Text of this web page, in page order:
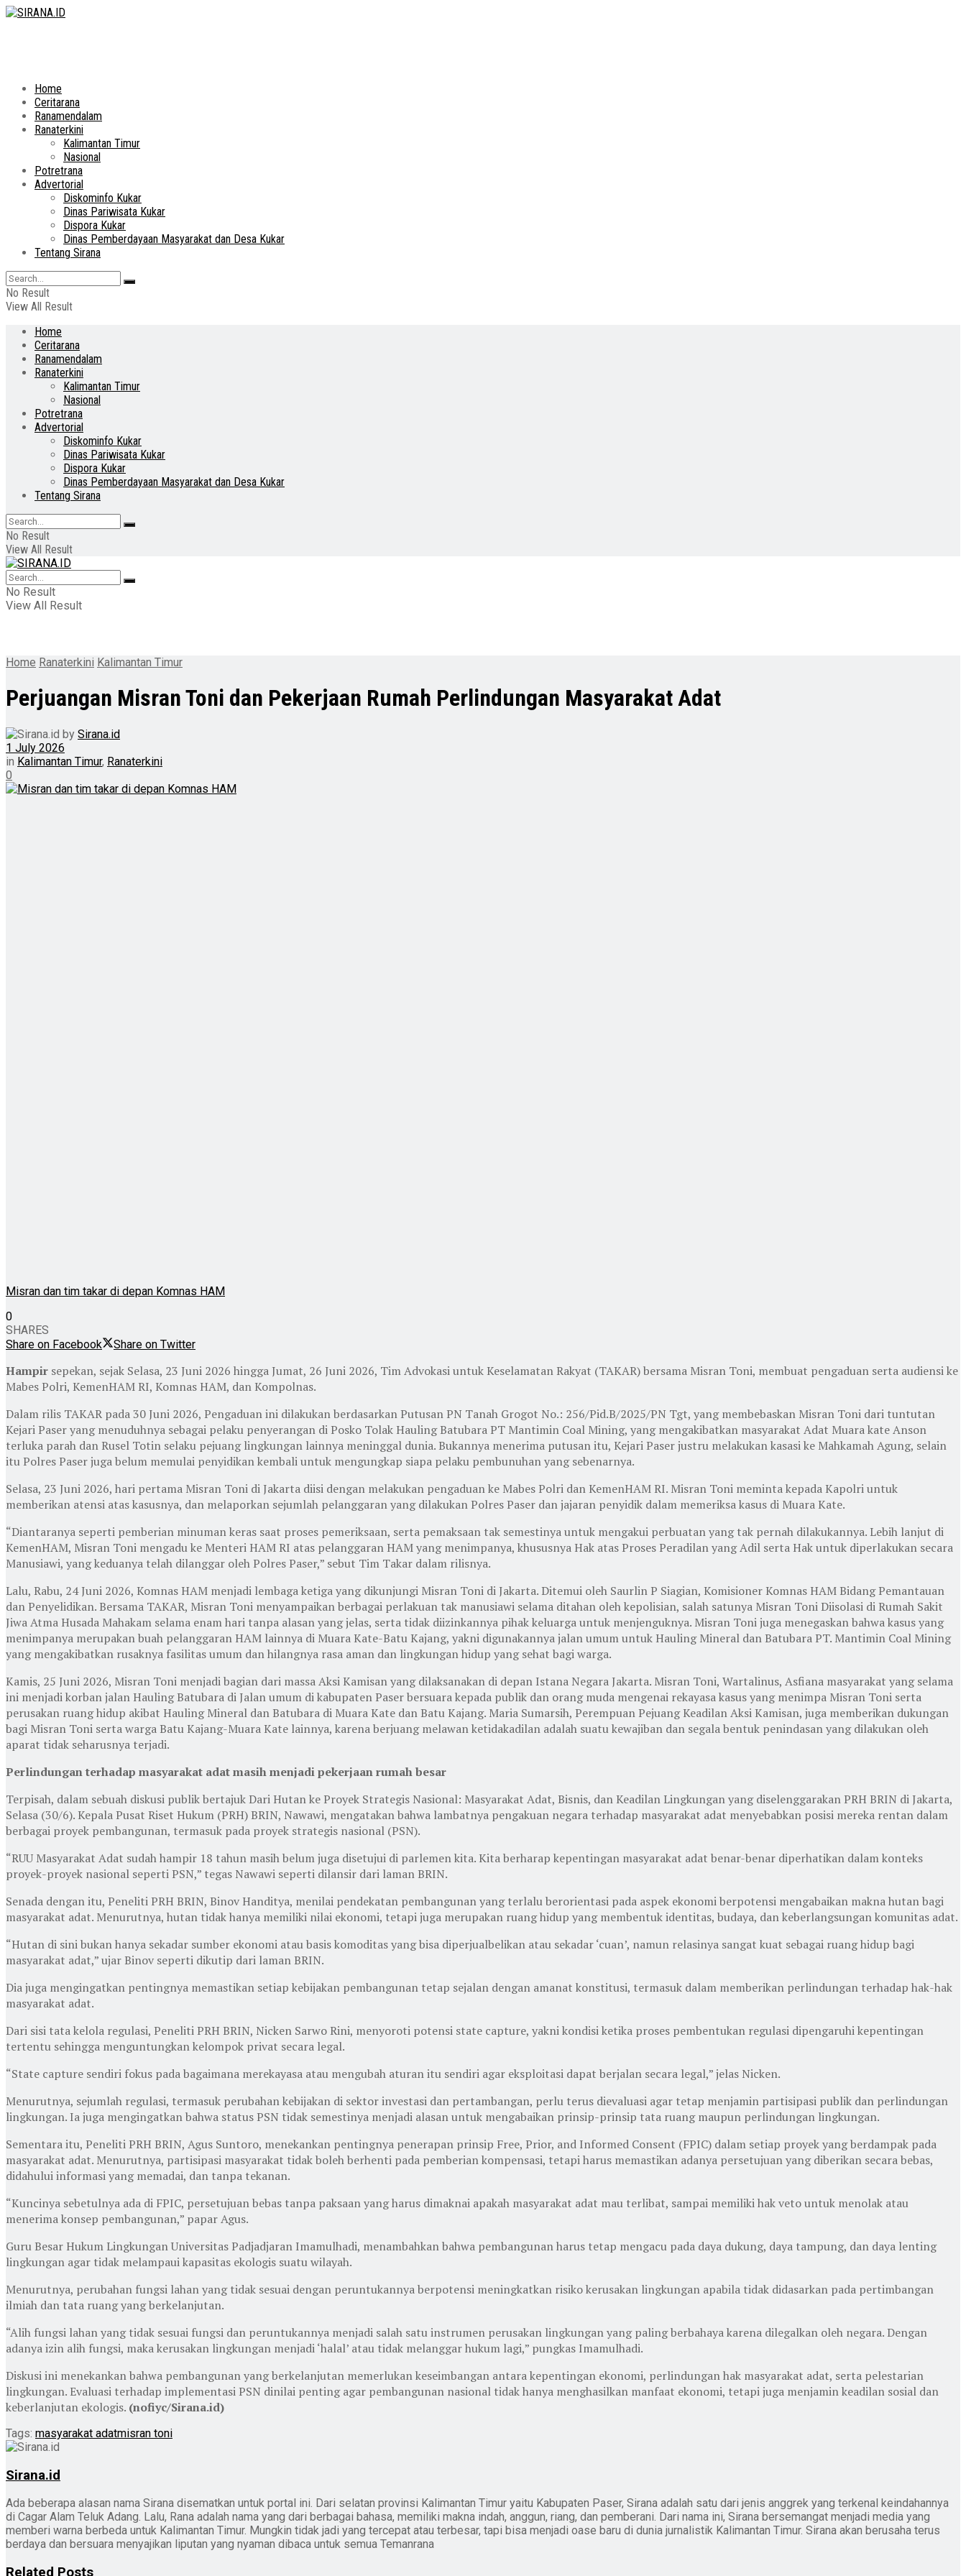
Home
Ceritarana
Ranamendalam
Ranaterkini
Kalimantan Timur
Nasional
Potretrana
Advertorial
Diskominfo Kukar
Dinas Pariwisata Kukar
Dispora Kukar
Dinas Pemberdayaan Masyarakat dan Desa Kukar
Tentang Sirana
No Result
View All Result
Home
Ceritarana
Ranamendalam
Ranaterkini
Kalimantan Timur
Nasional
Potretrana
Advertorial
Diskominfo Kukar
Dinas Pariwisata Kukar
Dispora Kukar
Dinas Pemberdayaan Masyarakat dan Desa Kukar
Tentang Sirana
No Result
View All Result
No Result
View All Result
Home Ranaterkini Kalimantan Timur
Perjuangan Misran Toni dan Pekerjaan Rumah Perlindungan Masyarakat Adat
by Sirana.id
1 July 2026
in Kalimantan Timur, Ranaterkini
0
Misran dan tim takar di depan Komnas HAM
0
SHARES
Share on Facebook
Share on Twitter
Hampir sepekan, sejak Selasa, 23 Juni 2026 hingga Jumat, 26 Juni 2026, Tim Advokasi untuk Keselamatan Rakyat (TAKAR) bersama Misran Toni, membuat pengaduan serta audiensi ke
Mabes Polri, KemenHAM RI, Komnas HAM, dan Kompolnas.
Dalam rilis TAKAR pada 30 Juni 2026, Pengaduan ini dilakukan berdasarkan Putusan PN Tanah Grogot No.: 256/Pid.B/2025/PN Tgt, yang membebaskan Misran Toni dari tuntutan
Kejari Paser yang menuduhnya sebagai pelaku penyerangan di Posko Tolak Hauling Batubara PT Mantimin Coal Mining, yang mengakibatkan masyarakat Adat Muara kate Anson
terluka parah dan Rusel Totin selaku pejuang lingkungan lainnya meninggal dunia. Bukannya menerima putusan itu, Kejari Paser justru melakukan kasasi ke Mahkamah Agung, selain
itu Polres Paser juga belum memulai penyidikan kembali untuk mengungkap siapa pelaku pembunuhan yang sebenarnya.
Selasa, 23 Juni 2026, hari pertama Misran Toni di Jakarta diisi dengan melakukan pengaduan ke Mabes Polri dan KemenHAM RI. Misran Toni meminta kepada Kapolri untuk
memberikan atensi atas kasusnya, dan melaporkan sejumlah pelanggaran yang dilakukan Polres Paser dan jajaran penyidik dalam memeriksa kasus di Muara Kate.
“Diantaranya seperti pemberian minuman keras saat proses pemeriksaan, serta pemaksaan tak semestinya untuk mengakui perbuatan yang tak pernah dilakukannya. Lebih lanjut di
KemenHAM, Misran Toni mengadu ke Menteri HAM RI atas pelanggaran HAM yang menimpanya, khususnya Hak atas Proses Peradilan yang Adil serta Hak untuk diperlakukan secara
Manusiawi, yang keduanya telah dilanggar oleh Polres Paser,” sebut Tim Takar dalam rilisnya.
Lalu, Rabu, 24 Juni 2026, Komnas HAM menjadi lembaga ketiga yang dikunjungi Misran Toni di Jakarta. Ditemui oleh Saurlin P Siagian, Komisioner Komnas HAM Bidang Pemantauan
dan Penyelidikan. Bersama TAKAR, Misran Toni menyampaikan berbagai perlakuan tak manusiawi selama ditahan oleh kepolisian, salah satunya Misran Toni Diisolasi di Rumah Sakit
Jiwa Atma Husada Mahakam selama enam hari tanpa alasan yang jelas, serta tidak diizinkannya pihak keluarga untuk menjenguknya. Misran Toni juga menegaskan bahwa kasus yang
menimpanya merupakan buah pelanggaran HAM lainnya di Muara Kate-Batu Kajang, yakni digunakannya jalan umum untuk Hauling Mineral dan Batubara PT. Mantimin Coal Mining
yang mengakibatkan rusaknya fasilitas umum dan hilangnya rasa aman dan lingkungan hidup yang sehat bagi warga.
Kamis, 25 Juni 2026, Misran Toni menjadi bagian dari massa Aksi Kamisan yang dilaksanakan di depan Istana Negara Jakarta. Misran Toni, Wartalinus, Asfiana masyarakat yang selama
ini menjadi korban jalan Hauling Batubara di Jalan umum di kabupaten Paser bersuara kepada publik dan orang muda mengenai rekayasa kasus yang menimpa Misran Toni serta
perusakan ruang hidup akibat Hauling Mineral dan Batubara di Muara Kate dan Batu Kajang. Maria Sumarsih, Perempuan Pejuang Keadilan Aksi Kamisan, juga memberikan dukungan
bagi Misran Toni serta warga Batu Kajang-Muara Kate lainnya, karena berjuang melawan ketidakadilan adalah suatu kewajiban dan segala bentuk penindasan yang dilakukan oleh
aparat tidak seharusnya terjadi.
Perlindungan terhadap masyarakat adat masih menjadi pekerjaan rumah besar
Terpisah, dalam sebuah diskusi publik bertajuk Dari Hutan ke Proyek Strategis Nasional: Masyarakat Adat, Bisnis, dan Keadilan Lingkungan yang diselenggarakan PRH BRIN di Jakarta,
Selasa (30/6). Kepala Pusat Riset Hukum (PRH) BRIN, Nawawi, mengatakan bahwa lambatnya pengakuan negara terhadap masyarakat adat menyebabkan posisi mereka rentan dalam
berbagai proyek pembangunan, termasuk pada proyek strategis nasional (PSN).
“RUU Masyarakat Adat sudah hampir 18 tahun masih belum juga disetujui di parlemen kita. Kita berharap kepentingan masyarakat adat benar-benar diperhatikan dalam konteks
proyek-proyek nasional seperti PSN,” tegas Nawawi seperti dilansir dari laman BRIN.
Senada dengan itu, Peneliti PRH BRIN, Binov Handitya, menilai pendekatan pembangunan yang terlalu berorientasi pada aspek ekonomi berpotensi mengabaikan makna hutan bagi
masyarakat adat. Menurutnya, hutan tidak hanya memiliki nilai ekonomi, tetapi juga merupakan ruang hidup yang membentuk identitas, budaya, dan keberlangsungan komunitas adat.
“Hutan di sini bukan hanya sekadar sumber ekonomi atau basis komoditas yang bisa diperjualbelikan atau sekadar ‘cuan’, namun relasinya sangat kuat sebagai ruang hidup bagi
masyarakat adat,” ujar Binov seperti dikutip dari laman BRIN.
Dia juga mengingatkan pentingnya memastikan setiap kebijakan pembangunan tetap sejalan dengan amanat konstitusi, termasuk dalam memberikan perlindungan terhadap hak-hak
masyarakat adat.
Dari sisi tata kelola regulasi, Peneliti PRH BRIN, Nicken Sarwo Rini, menyoroti potensi state capture, yakni kondisi ketika proses pembentukan regulasi dipengaruhi kepentingan
tertentu sehingga menguntungkan kelompok privat secara legal.
“State capture sendiri fokus pada bagaimana merekayasa atau mengubah aturan itu sendiri agar eksploitasi dapat berjalan secara legal,” jelas Nicken.
Menurutnya, sejumlah regulasi, termasuk perubahan kebijakan di sektor investasi dan pertambangan, perlu terus dievaluasi agar tetap menjamin partisipasi publik dan perlindungan
lingkungan. Ia juga mengingatkan bahwa status PSN tidak semestinya menjadi alasan untuk mengabaikan prinsip-prinsip tata ruang maupun perlindungan lingkungan.
Sementara itu, Peneliti PRH BRIN, Agus Suntoro, menekankan pentingnya penerapan prinsip Free, Prior, and Informed Consent (FPIC) dalam setiap proyek yang berdampak pada
masyarakat adat. Menurutnya, partisipasi masyarakat tidak boleh berhenti pada pemberian kompensasi, tetapi harus memastikan adanya persetujuan yang diberikan secara bebas,
didahului informasi yang memadai, dan tanpa tekanan.
“Kuncinya sebetulnya ada di FPIC, persetujuan bebas tanpa paksaan yang harus dimaknai apakah masyarakat adat mau terlibat, sampai memiliki hak veto untuk menolak atau
menerima konsep pembangunan,” papar Agus.
Guru Besar Hukum Lingkungan Universitas Padjadjaran Imamulhadi, menambahkan bahwa pembangunan harus tetap mengacu pada daya dukung, daya tampung, dan daya lenting
lingkungan agar tidak melampaui kapasitas ekologis suatu wilayah.
Menurutnya, perubahan fungsi lahan yang tidak sesuai dengan peruntukannya berpotensi meningkatkan risiko kerusakan lingkungan apabila tidak didasarkan pada pertimbangan
ilmiah dan tata ruang yang berkelanjutan.
“Alih fungsi lahan yang tidak sesuai fungsi dan peruntukannya menjadi salah satu instrumen perusakan lingkungan yang paling berbahaya karena dilegalkan oleh negara. Dengan
adanya izin alih fungsi, maka kerusakan lingkungan menjadi ‘halal’ atau tidak melanggar hukum lagi,” pungkas Imamulhadi.
Diskusi ini menekankan bahwa pembangunan yang berkelanjutan memerlukan keseimbangan antara kepentingan ekonomi, perlindungan hak masyarakat adat, serta pelestarian
lingkungan. Evaluasi terhadap implementasi PSN dinilai penting agar pembangunan nasional tidak hanya menghasilkan manfaat ekonomi, tetapi juga menjamin keadilan sosial dan
keberlanjutan ekologis. (nofiyc/Sirana.id)
Tags: masyarakat adatmisran toni
Sirana.id
Ada beberapa alasan nama Sirana disematkan untuk portal ini. Dari selatan provinsi Kalimantan Timur yaitu Kabupaten Paser, Sirana adalah satu dari jenis anggrek yang terkenal keindahannya
di Cagar Alam Teluk Adang. Lalu, Rana adalah nama yang dari berbagai bahasa, memiliki makna indah, anggun, riang, dan pemberani. Dari nama ini, Sirana bersemangat menjadi media yang
memberi warna berbeda untuk Kalimantan Timur. Mungkin tidak jadi yang tercepat atau terbesar, tapi bisa menjadi oase baru di dunia jurnalistik Kalimantan Timur. Sirana akan berusaha terus
berdaya dan bersuara menyajikan liputan yang nyaman dibaca untuk semua Temanrana
Related Posts